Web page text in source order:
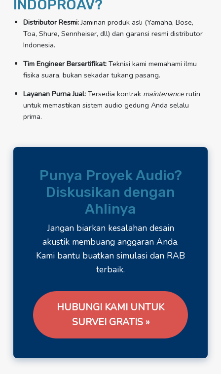
INDOPROAV?
Distributor Resmi:Jaminan produk asli (Yamaha, Bose,
Toa, Shure, Sennheiser, dll) dan garansi resmi distributor
Indonesia.
Tim Engineer Bersertifikat: Teknisi kami memahami ilmu
fisika suara, bukan sekadar tukang pasang.
Layanan Purna Jual: Tersedia kontrak maintenance rutin
untuk memastikan sistem audio gedung Anda selalu
prima.
Punya Proyek Audio?
Diskusikan dengan
Ahlinya
Jangan biarkan kesalahan desain
akustik membuang anggaran Anda.
Kami bantu buatkan simulasi dan RAB
terbaik.
HUBUNGI KAMI UNTUK
SURVEI GRATIS »